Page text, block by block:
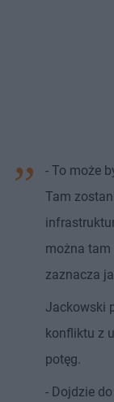
- To może
Tam
można tam
zaznacza
Jackowski
konfliktu z
potęg.
- Dojdzie